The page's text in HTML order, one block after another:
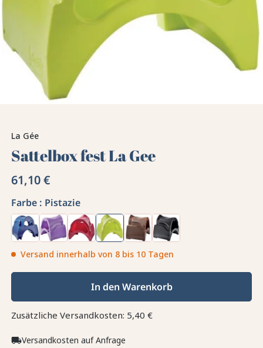
La Gée
Sattelbox fest La Gee
61,10 €
Farbe : Pistazie
Versand innerhalb von 8 bis 10 Tagen
In den Warenkorb
Zusätzliche Versandkosten: 5,40 €
local_shippingVersandkosten auf Anfrage